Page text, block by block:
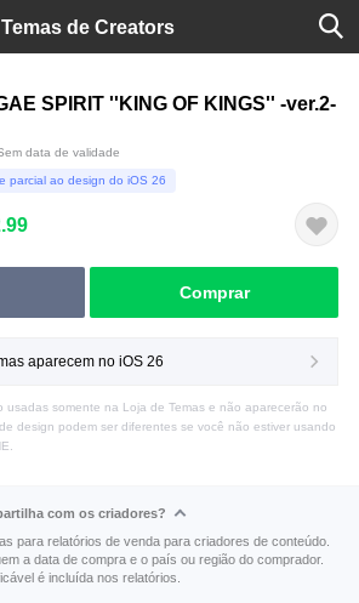
Temas de Creators
SPIRIT ''KING OF KINGS'' -ver.2-
data de validade
parcial ao design do iOS 26
Comprar
aparecem no iOS 26
usadas somente na Loja de Temas e não aparecerão no
design podem ser diferentes se você não estiver usando
com os criadores?
para relatórios de venda para criadores de conteúdo.
a data de compra e o país ou região do comprador.
é incluída nos relatórios.